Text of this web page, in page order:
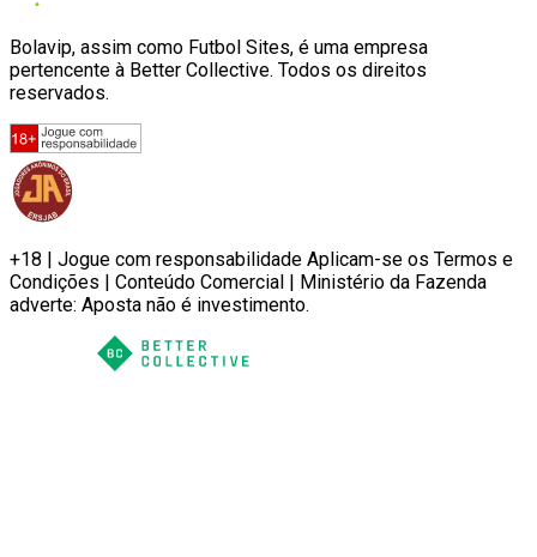
Bolavip, assim como Futbol Sites, é uma empresa
pertencente à Better Collective. Todos os direitos
reservados.
+18 | Jogue com responsabilidade Aplicam-se os Termos e
Condições | Conteúdo Comercial | Ministério da Fazenda
adverte: Aposta não é investimento.